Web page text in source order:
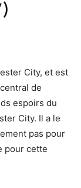
City, et est
de
espoirs du
City. Il a le
pas pour
pour cette